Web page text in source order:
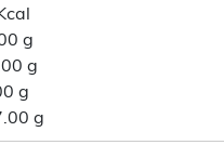
g
g
g
g